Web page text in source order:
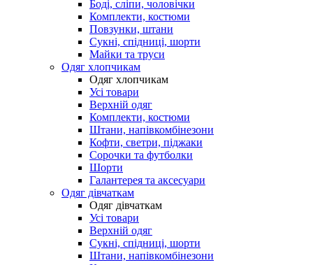
Боді, сліпи, чоловічки
Комплекти, костюми
Повзунки, штани
Сукні, спідниці, шорти
Майки та труси
Одяг хлопчикам
Одяг хлопчикам
Усі товари
Верхній одяг
Комплекти, костюми
Штани, напівкомбінезони
Кофти, светри, піджаки
Сорочки та футболки
Шорти
Галантерея та аксесуари
Одяг дівчаткам
Одяг дівчаткам
Усі товари
Верхній одяг
Сукні, спідниці, шорти
Штани, напівкомбінезони